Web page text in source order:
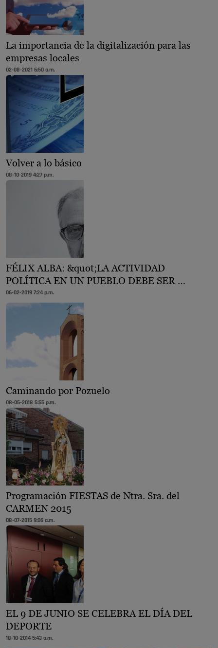
La importancia de la digitalización para las
empresas locales
02-08-2021 6:50 a.m.
Volver a lo básico
08-10-2019 4:27 p.m.
FÉLIX ALBA: &quot;LA ACTIVIDAD
POLÍTICA EN UN PUEBLO DEBE SER …
06-02-2019 7:24 p.m.
Caminando por Pozuelo
08-05-2018 5:55 p.m.
Programación FIESTAS de Ntra. Sra. del
CARMEN 2015
08-07-2015 9:06 a.m.
EL 9 DE JUNIO SE CELEBRA EL DÍA DEL
DEPORTE
18-10-2014 5:43 a.m.